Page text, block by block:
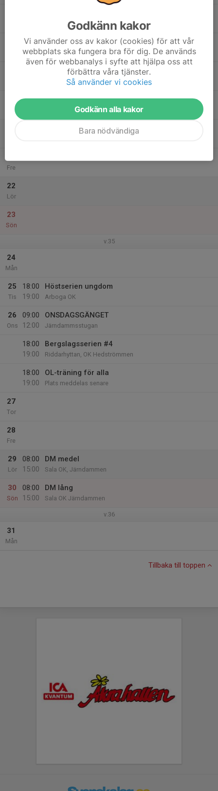
Surahammars SOK
09:00
12:00
ONSDAGSGÄNGET
Järndammsstugan
Bergslagsserien #3
Fagersta OK, Brudslöjan
18:00
OL-träning för alla
Plats meddelas senare
Veteran-OL
Fre
22
Lör
23
Sön
v.35
24
Mån
25
Tis
18:00
19:00
Höstserien ungdom
Arboga OK
26
Ons
09:00
12:00
ONSDAGSGÄNGET
Järndammsstugan
18:00
19:00
Bergslagsserien #4
Riddarhyttan, OK Hedströmmen
18:00
19:00
OL-träning för alla
Plats meddelas senare
27
Tor
28
Fre
29
Lör
08:00
15:00
DM medel
Sala OK, Järndammen
30
Sön
08:00
15:00
DM lång
Sala OK Järndammen
v.36
31
Mån
Tillbaka till toppen
Godkänn kakor
Vi använder oss av kakor (cookies) för att vår
webbplats ska fungera bra för dig. De används
även för webbanalys i syfte att hjälpa oss att
förbättra våra tjänster.
Så använder vi cookies
Godkänn alla kakor
Bara nödvändiga